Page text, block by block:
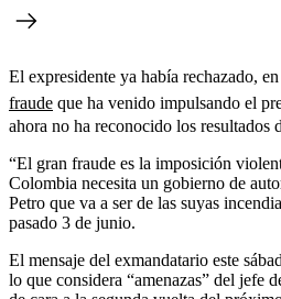
El expresidente ya había rechazado, en
fraude que ha venido impulsando el
ahora no ha reconocido los resultados
“El gran fraude es la imposición
Colombia necesita un gobierno de
Petro que va a ser de las suyas
pasado 3 de junio.
El mensaje del exmandatario este
lo que considera “amenazas” del jefe